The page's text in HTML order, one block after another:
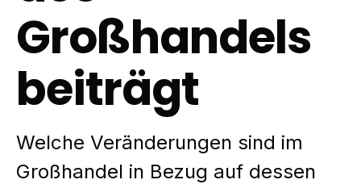
Großhandels
beiträgt
Welche Veränderungen sind im
Großhandel in Bezug auf dessen